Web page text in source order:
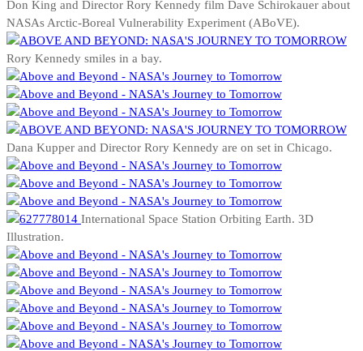
Don King and Director Rory Kennedy film Dave Schirokauer about
NASAs Arctic-Boreal Vulnerability Experiment (ABoVE).
Rory Kennedy smiles in a bay.
Dana Kupper and Director Rory Kennedy are on set in Chicago.
International Space Station Orbiting Earth. 3D
Illustration.